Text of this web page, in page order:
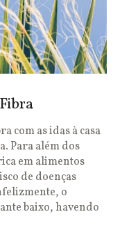
com as idas à casa
Para além dos
em alimentos
de doenças
o
baixo, havendo